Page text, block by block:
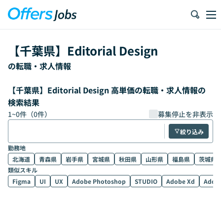
【千葉県】 Editorial Design
の転職・求人情報
【千葉県】Editorial Design 高単価の転職・求人情報の
検索結果
1~0件（0件） 募集停止を非表示
絞り込み
勤務地
北海道
青森県 岩手県 宮城県 秋田県 山形県 福島県
茨城県
類似スキル
Figma
UI UX Adobe Photoshop STUDIO Adobe Xd